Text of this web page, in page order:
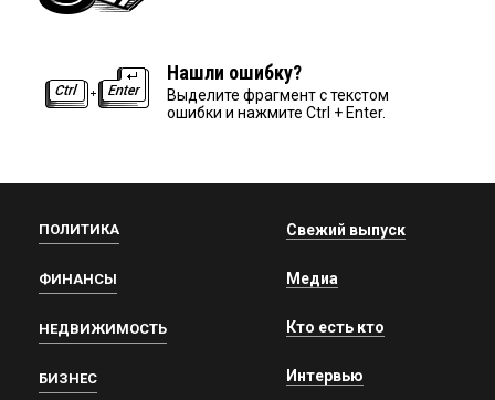
Нашли ошибку?
Выделите фрагмент с текстом
ошибки и нажмите Ctrl + Enter.
ПОЛИТИКА
ФИНАНСЫ
НЕДВИЖИМОСТЬ
БИЗНЕС
Свежий выпуск
Медиа
Кто есть кто
Интервью